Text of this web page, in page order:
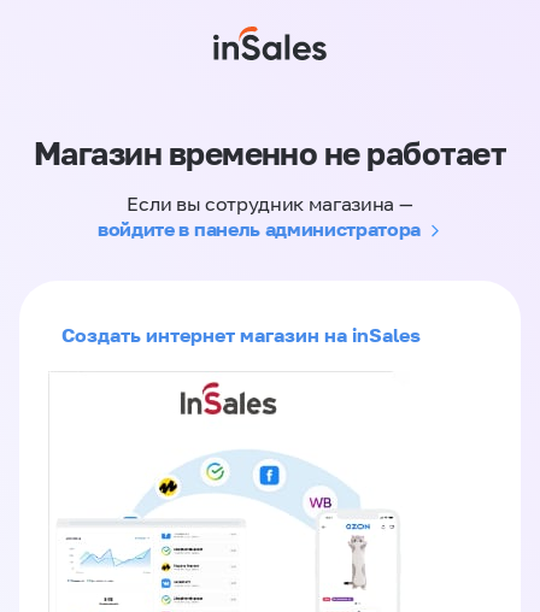
Магазин временно не работает
Если вы сотрудник магазина —
войдите в панель администратора
Создать интернет магазин на inSales